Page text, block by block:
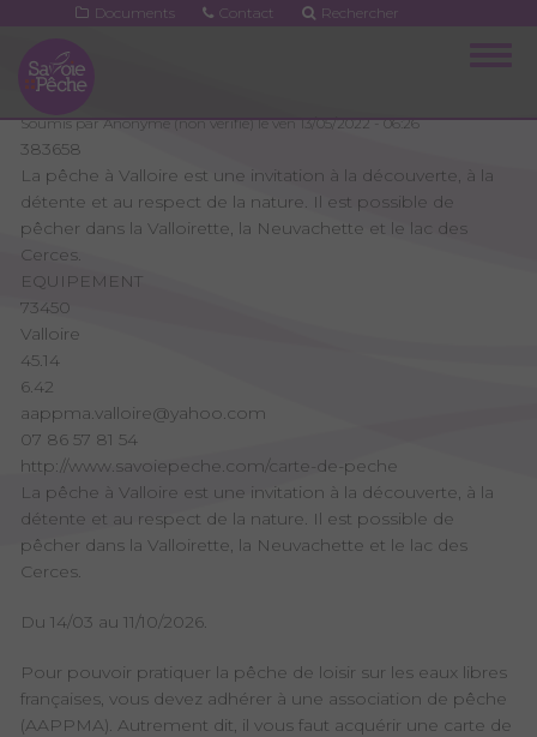
contenu
principal
Documents Contact Rechercher
Soumis parAnonyme (non vérifié)leven 13/05/2022 - 06:26
383658
La pêche à Valloire est une invitation à la découverte, à la
détente et au respect de la nature. Il est possible de
pêcher dans la Valloirette, la Neuvachette et le lac des
Cerces.
EQUIPEMENT
73450
Valloire
45.14
6.42
aappma.valloire@yahoo.com
07 86 57 81 54
http://www.savoiepeche.com/carte-de-peche
La pêche à Valloire est une invitation à la découverte, à la
détente et au respect de la nature. Il est possible de
pêcher dans la Valloirette, la Neuvachette et le lac des
Cerces.
Du 14/03 au 11/10/2026.
Pour pouvoir pratiquer la pêche de loisir sur les eaux libres
françaises, vous devez adhérer à une association de pêche
(AAPPMA). Autrement dit, il vous faut acquérir une carte de